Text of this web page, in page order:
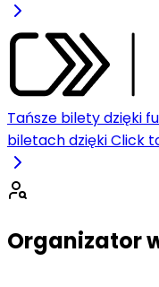
Tańsze bilety dzięki
biletach dzięki Click
Organizator